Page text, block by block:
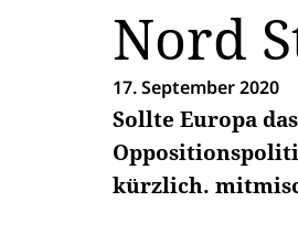
Nord
17. September 2020
Sollte Europa
kürzlich.